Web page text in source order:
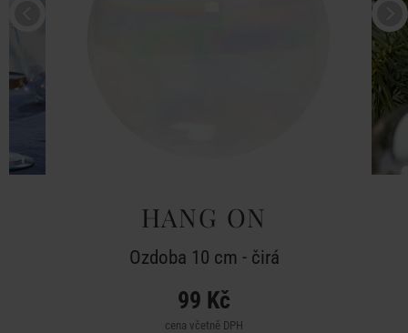
HANG ON
Ozdoba 10 cm - čirá
99 Kč
cena včetně DPH